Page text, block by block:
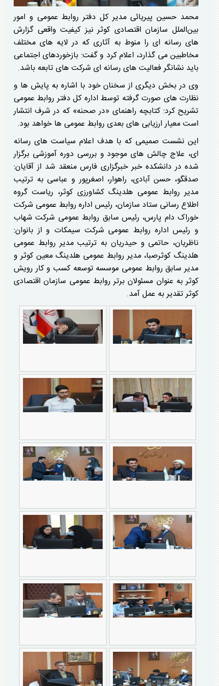
محمد حسین پیریائی مدیر کل دفتر روابط عمومی و امور
بین‌الملل سازمان اقتصادی کوثر نیز کیفیت واقعی گزارش
های رسانه ای را منوط به آثاری که در لایه های مختلف
مخاطبین می گذارد، اعلام کرد و گفت: بازخوردهای اجتماعی
باید نشانگر فعالیت های رسانه ای شرکت های تابعه باشد.
وی در بخش دیگری از سخنان خود با اشاره به پایش ها و
نظارت های صورت گرفته توسط اداره کل دفتر روابط عمومی
تشریح کرد: کتابچه راهنمای «در صحنه» که در شرف انتشار
است معیار ارزیابی های بعدی روابط عمومی ها خواهد بود.
این نشست صمیمی که با هدف اعلام سیاست های رسانه
ای، علاج چالش های موجود و بررسی دوره آموزشی برگزار
شده در دانشکده خبر خبرگزاری فارس منعقد شد از آقایان:
صدقگو، حسن آبادی، راهوار، اصغرپور و عباسی به ترتیب
مدیر روابط عمومی هلدینگ کشاورزی کوثر، ریاست گروه
اطلاع رسانی ستاد سازمان، رئیس اداره روابط عمومی شرکت
خوراک دام پارس، رئیس سابق روابط عمومی شرکت شهاب
و رئیس اداره روابط عمومی شرکت سیمکات و از بانوان:
ناظریان، حاتمی و حیدریان به ترتیب مدیر روابط عمومی
هلدینگ کوثرصبا، مدیر روابط عمومی هلدینگ معین کوثر و
مدیر سابق روابط عمومی موسسه توسعه کسب و کار رویش
کوثر به عنوان مسئولان برتر روابط عمومی سازمان اقتصادی
کوثر تقدیر به عمل آمد.